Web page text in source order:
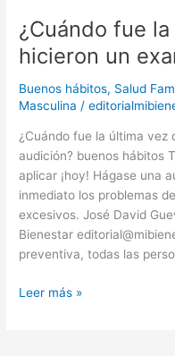
¿Cuándo fue
hicieron un
Buenos hábitos, Salud
Masculina /
¿Cuándo fue la última vez
audición? buenos hábitos
aplicar ¡hoy! Hágase una
inmediato los problemas
excesivos. José David
Bienestar
preventiva, todas las
la
última
vez
que
le
un
examen
de
audición?
Leer más »